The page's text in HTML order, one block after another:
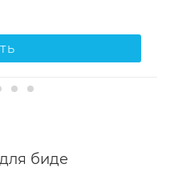
биде